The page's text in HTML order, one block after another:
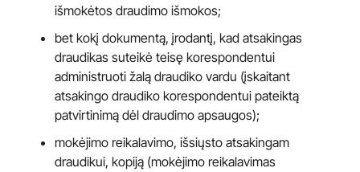
išmokėtos draudimo išmokos;
bet kokį dokumentą, įrodantį, kad atsakingas
draudikas suteikė teisę korespondentui
administruoti žalą draudiko vardu (įskaitant
atsakingo draudiko korespondentui pateiktą
patvirtinimą dėl draudimo apsaugos);
mokėjimo reikalavimo, išsiųsto atsakingam
draudikui, kopiją (mokėjimo reikalavimas